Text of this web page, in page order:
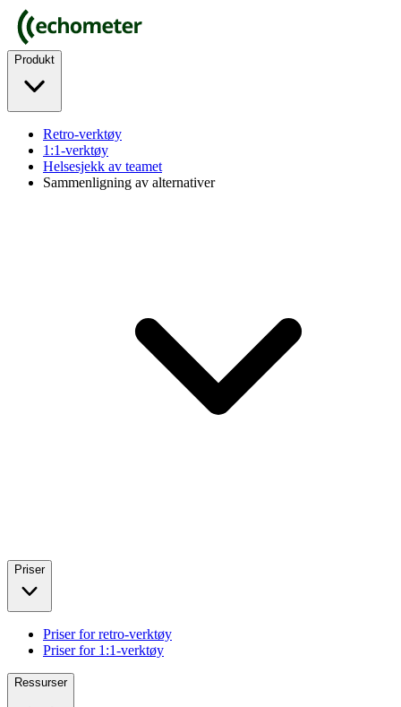
Produkt
Retro-verktøy
1:1-verktøy
Helsesjekk av teamet
Sammenligning av alternativer
Priser
Priser for retro-verktøy
Priser for 1:1-verktøy
Ressurser